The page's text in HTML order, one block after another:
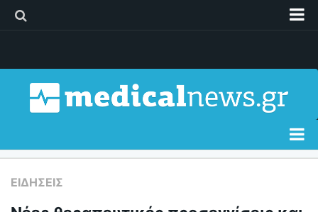
Επικοινωνία
Δελτία Τύπου
Ειδήσεις
Διατροφή
ΕΙΔΉΣΕΙΣ